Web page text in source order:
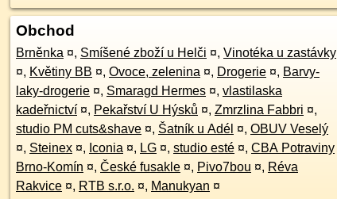
Obchod
Brněnka ¤, Smíšené zboží u Helči ¤, Vinotéka u zastávky
¤, Květiny BB ¤, Ovoce, zelenina ¤, Drogerie ¤, Barvy-
laky-drogerie ¤, Smaragd Hermes ¤, vlastilaska
kadeřnictví ¤, Pekařství U Hýsků ¤, Zmrzlina Fabbri ¤,
studio PM cuts&shave ¤, Šatník u Adél ¤, OBUV Veselý
¤, Steinex ¤, Iconia ¤, LG ¤, studio esté ¤, CBA Potraviny
Brno-Komín ¤, České fusakle ¤, Pivo7bou ¤, Réva
Rakvice ¤, RTB s.r.o. ¤, Manukyan ¤